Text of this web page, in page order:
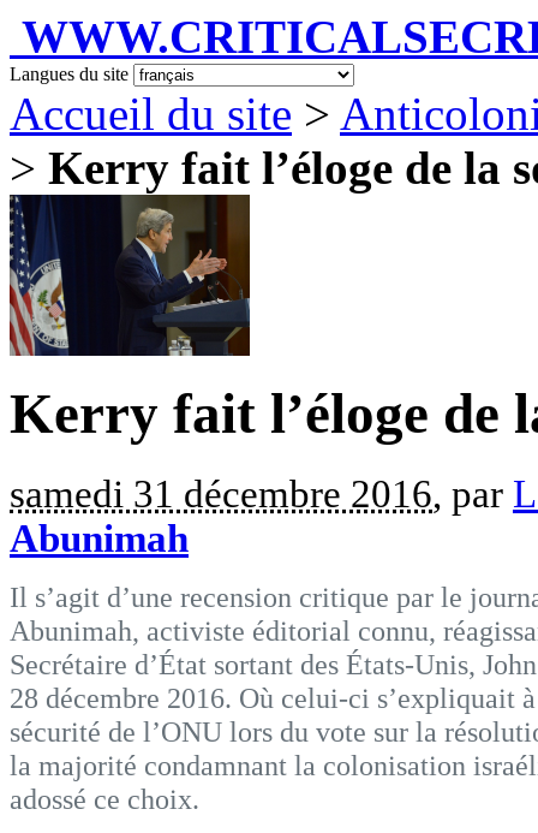
Langues du site
Accueil du site >
> Kerry fait l’éloge de la
Kerry fait l’éloge de
samedi 31 décembre 2016, par
Abunimah
Il s’agit d’une recension critique par le
Abunimah, activiste éditorial connu,
Secrétaire d’État sortant des États-Unis,
28 décembre 2016. Où celui-ci s’expliquait
sécurité de l’ONU lors du vote sur la
la majorité condamnant la colonisation
adossé ce choix.